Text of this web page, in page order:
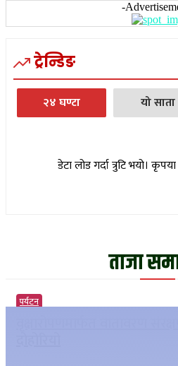
-
ट्रेन्डिङ
२४ घण्टा यो साता
डेटा लोड गर्दा त्रुटि भयो।
ताजा
पर्यटन
वृक्षारोपणमार्फत वातावरण